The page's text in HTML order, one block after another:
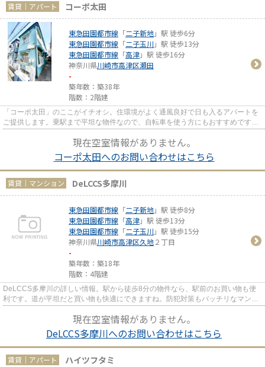
賃貸｜アパート コーポ太田
東急田園都市線 「二子新地」駅 徒歩6分
東急田園都市線 「二子玉川 」駅 徒歩13分
東急田園都市線 「高津」駅 徒歩16分
神奈川県川崎市高津区瀬田
-
築年数：築38年
階数：2階建
「コーポ太田」のここがイチオシ。住環境がよく通風良好で日も入るアパートを
ご提供します。乗駅まで平坦な物件なので、自転車を使う方にもおすすめです。
現在空室情報がありません。
コーポ太田へのお問い合わせはこちら
賃貸｜マンション DeLCCS多摩川
東急田園都市線 「二子新地」駅 徒歩8分
東急田園都市線 「高津」駅 徒歩13分
東急田園都市線 「二子玉川 」駅 徒歩15分
神奈川県川崎市高津区久地２丁目
-
築年数：築18年
階数：4階建
DeLCCS多摩川の詳しい情報。駅から徒歩8分の物件なら、駅前のお買い物も便
利です。道が平坦だと買い物も快適にできますね。防犯対策もバッチリなマンシ
現在空室情報がありません。
DeLCCS多摩川へのお問い合わせはこちら
賃貸｜アパート ハイツフタミ